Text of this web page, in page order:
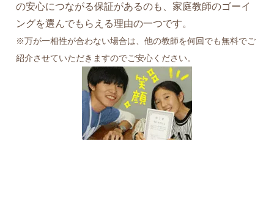
の安心につながる保証があるのも、家庭教師のゴーイ
ングを選んでもらえる理由の一つです。
※万が一相性が合わない場合は、他の教師を何回でも無料でご
紹介させていただきますのでご安心ください。